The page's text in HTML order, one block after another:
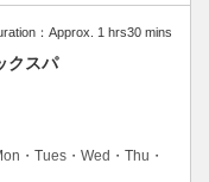
：Approx. 1 hrs30 mins
クスパ
・Tues・Wed・Thu・